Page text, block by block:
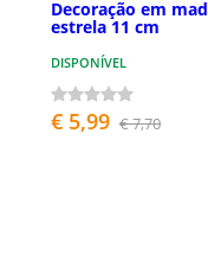
Decoração em
estrela 11 cm
DISPONÍVEL
€ 5,99 € 7,70